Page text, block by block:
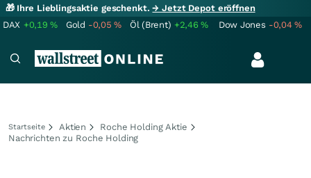
🎁 Ihre Lieblingsaktie geschenkt.→ Jetzt Depot eröffnen
DAX +0,19% Gold -0,05% Öl (Brent) +2,46% Dow Jones -0,04%
Startseite Aktien
Roche Holding Aktie
Nachrichten zu Roche Holding